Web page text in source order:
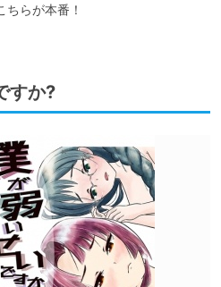
ちらが本番！
すか?